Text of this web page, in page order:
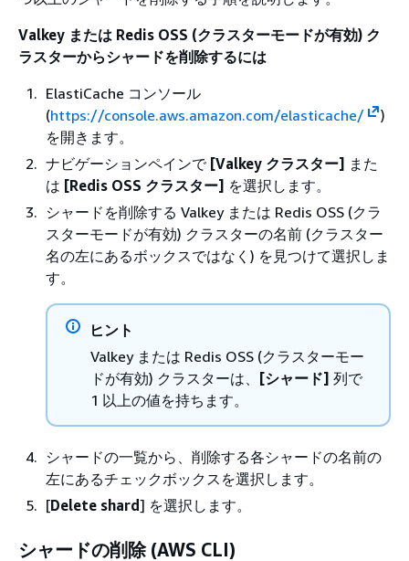
Valkey または Redis OSS (クラスターモードが有効) ク
ラスターからシャードを削除するには
ElastiCache コンソール
(https://console.aws.amazon.com/elasticache/
)
を開きます。
ナビゲーションペインで [Valkey クラスター] また
は [Redis OSS クラスター] を選択します。
シャードを削除する Valkey または Redis OSS (クラ
スターモードが有効) クラスターの名前 (クラスター
名の左にあるボックスではなく) を見つけて選択しま
す。
ヒント
Valkey または Redis OSS (クラスターモー
ドが有効) クラスターは、
[シャード] 列で
1 以上の値を持ちます。
シャードの一覧から、削除する各シャードの名前の
左にあるチェックボックスを選択します。
[Delete shard] を選択します。
シャードの削除 (AWS CLI)